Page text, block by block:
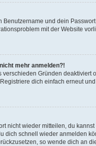
und dein
mit der Website
mehr anmelden?!
Gründen
dich einfach erneut
nicht wieder mitteilen, du
dich schnell wieder anmelden
so wende dich an